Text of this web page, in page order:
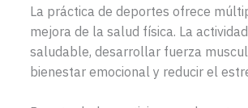
La práctica de deportes ofrece
mejora de la salud física. La
saludable, desarrollar fuerza
bienestar emocional y reducir el